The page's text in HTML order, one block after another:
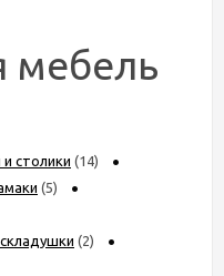
мебель
столики (14)
(5)
(2)